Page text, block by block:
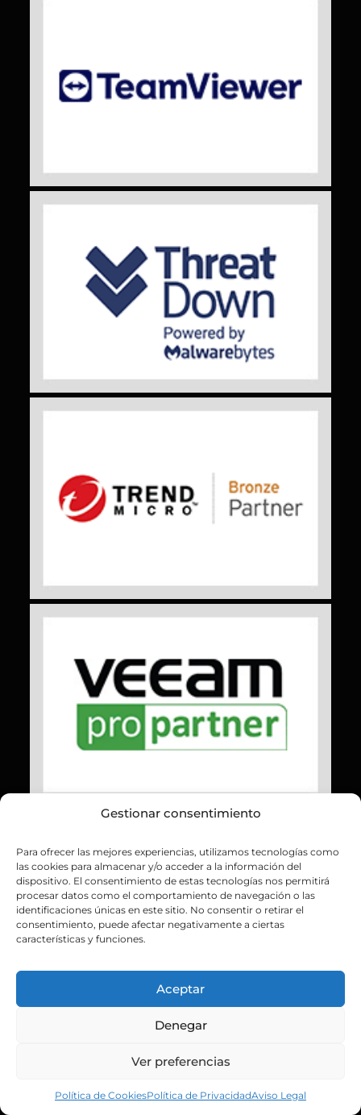
Gestionar consentimiento
Para ofrecer las mejores experiencias, utilizamos tecnologías como
las cookies para almacenar y/o acceder a la información del
dispositivo. El consentimiento de estas tecnologías nos permitirá
procesar datos como el comportamiento de navegación o las
identificaciones únicas en este sitio. No consentir o retirar el
consentimiento, puede afectar negativamente a ciertas
características y funciones.
Aceptar
Denegar
Ver preferencias
Política de CookiesPolítica de PrivacidadAviso Legal